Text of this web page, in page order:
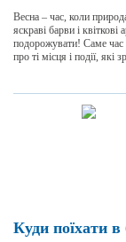
Весна – час, коли
яскраві барви і
подорожувати! Саме
про ті місця і події,
Куди поїхати в